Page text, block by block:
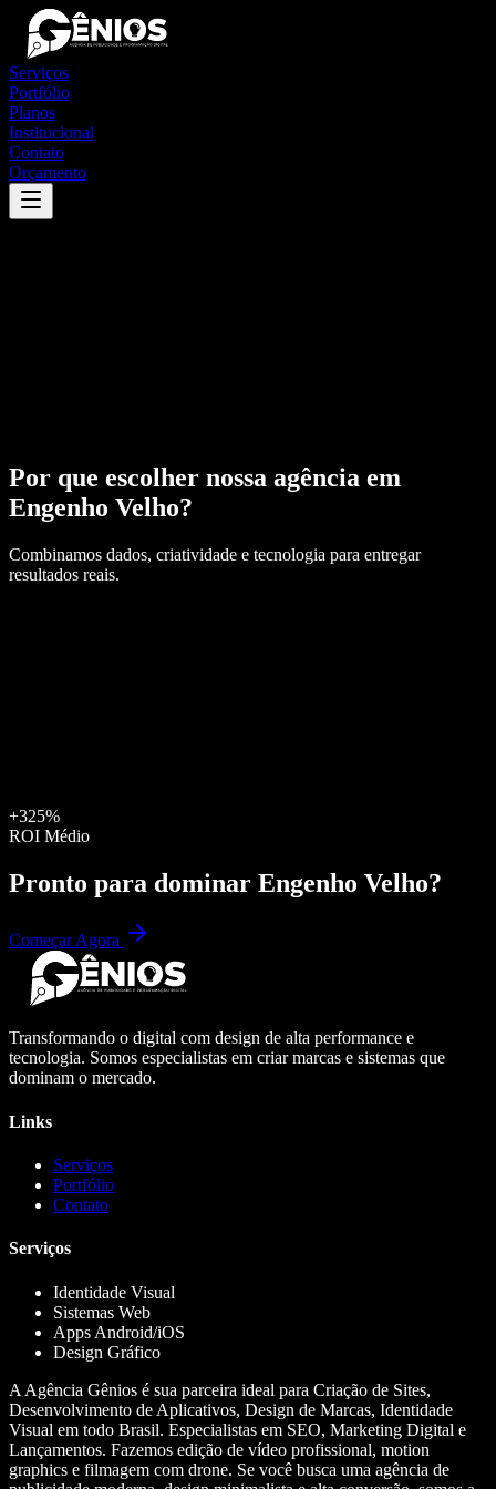
Serviços
Portfólio
Planos
Institucional
Contato
Orçamento
Por que escolher nossa agência em
Engenho Velho?
Combinamos dados, criatividade e tecnologia para entregar
resultados reais.
+325%
ROI Médio
Pronto para dominar Engenho Velho?
Começar Agora
Transformando o digital com design de alta performance e
tecnologia. Somos especialistas em criar marcas e sistemas que
dominam o mercado.
Links
Serviços
Portfólio
Contato
Serviços
Identidade Visual
Sistemas Web
Apps Android/iOS
Design Gráfico
A Agência Gênios é sua parceira ideal para Criação de Sites,
Desenvolvimento de Aplicativos, Design de Marcas, Identidade
Visual em todo Brasil. Especialistas em SEO, Marketing Digital e
Lançamentos. Fazemos edição de vídeo profissional, motion
graphics e filmagem com drone. Se você busca uma agência de